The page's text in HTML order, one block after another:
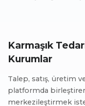
Karmaşık
Kurumlar
Talep, satış, üretim
platformda
merkezileştirmek